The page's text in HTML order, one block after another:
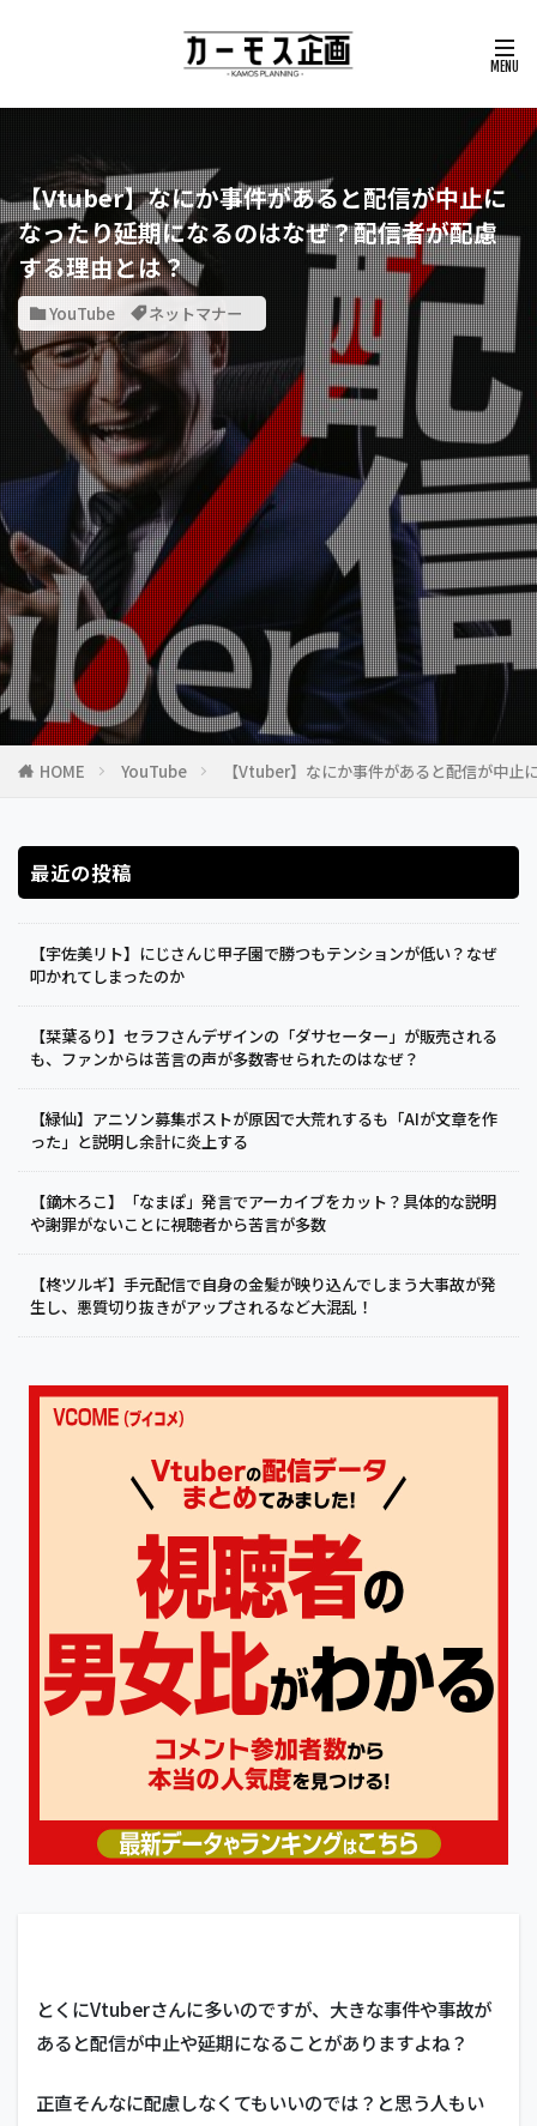
【Vtuber】なにか事件があると配信が中止に
なったり延期になるのはなぜ？配信者が配慮
する理由とは？
YouTube ネットマナー
HOME YouTube 【Vtuber】なにか事件があると配信が中止
最近の投稿
【宇佐美リト】にじさんじ甲子園で勝つもテンションが低い？なぜ
叩かれてしまったのか
【栞葉るり】セラフさんデザインの「ダサセーター」が販売される
も、ファンからは苦言の声が多数寄せられたのはなぜ？
【緑仙】アニソン募集ポストが原因で大荒れするも「AIが文章を作
った」と説明し余計に炎上する
【鏑木ろこ】「なまぽ」発言でアーカイブをカット？具体的な説明
や謝罪がないことに視聴者から苦言が多数
【柊ツルギ】手元配信で自身の金髪が映り込んでしまう大事故が発
生し、悪質切り抜きがアップされるなど大混乱！
とくにVtuberさんに多いのですが、大きな事件や事故が
あると配信が中止や延期になることがありますよね？
正直そんなに配慮しなくてもいいのでは？と思う人もい